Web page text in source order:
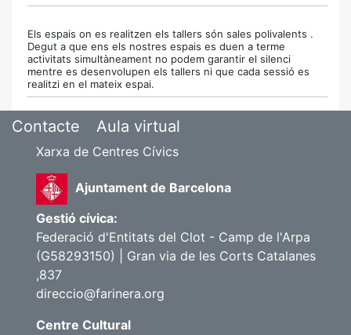
Els espais on es realitzen els tallers són sales polivalents .
Degut a que ens els nostres espais es duen a terme
activitats simultàneament no podem garantir el silenci
mentre es desenvolupen els tallers ni que cada sessió es
realitzi en el mateix espai.
Contacte Aula virtual
Xarxa de Centres Cívics
Ajuntament de Barcelona
Gestió cívica:
Federació d'Entitats del Clot - Camp de l'Arpa
(G58293150) | Gran via de les Corts Catalanes
,837
direccio@farinera.org
Centre Cultural